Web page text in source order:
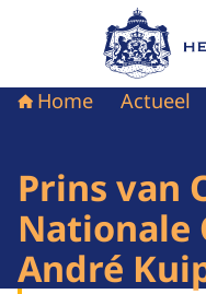
Naar de
Home Actueel
Prins van
Nationale
André